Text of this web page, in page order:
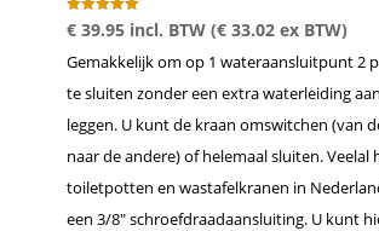
Gewaardeer
d
uit 5
€39.95 incl. BTW (€33.02ex BTW)
Gemakkelijk om op 1 wateraansluitpunt 2
te sluiten zonder een extra waterleiding
leggen. U kunt de kraan omswitchen (van
naar de andere) of helemaal sluiten. Veelal
toiletpotten en wastafelkranen in
een 3/8″ schroefdraadaansluiting. U kunt